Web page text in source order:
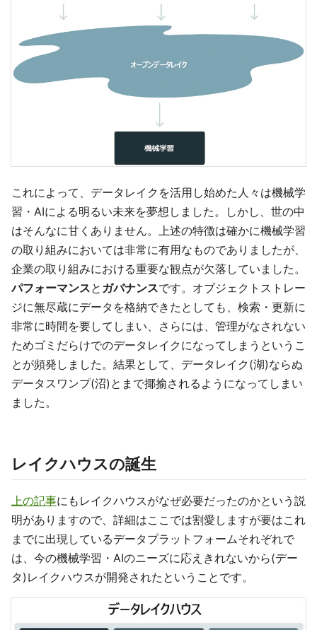
これによって、データレイクを活用し始めた人々は機械学
習・AIによる明るい未来を夢想しました。しかし、世の中
はそんなに甘くありません。上述の特徴は確かに機械学習
の取り組みにおいては非常に有用なものでありましたが、
企業の取り組みにおける重要な観点が欠落していました。
パフォーマンスと ガバナンスです。オブジェクトストレー
ジに無尽蔵にデータを格納できたとしても、検索・更新に
非常に時間を要してしまい、さらには、管理がなされない
ためゴミだらけでのデータレイクになってしまうというこ
とが頻発しました。結果として、データレイク(湖)ならぬ
データスワンプ(沼)とまで揶揄されるようになってしまい
ました。
レイクハウスの誕生
上の記事にもレイクハウスがなぜ必要だったのかという説
明がありますので、詳細はここでは割愛しますが要はこれ
までに出現しているデータプラットフォームそれぞれで
は、今の機械学習・AIのニーズに応えきれないから(デー
タ)レイクハウスが開発されたということです。